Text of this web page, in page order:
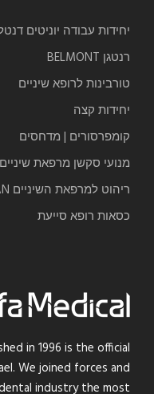
יחידות עבודה יוניטים
רנטגן BELMONT
טורבינות לרופא שיניים
יחידות קצה
קומפרסורים | מדחסים
מנועי סקשן מרפאת שיניים
ריהוט למרפאת השיניים LORAN
כסאות רופא סייעת
in 1996 is the official
We joined forces and
industry the most